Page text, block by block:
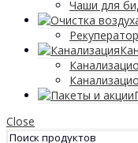
Чаши для
Close